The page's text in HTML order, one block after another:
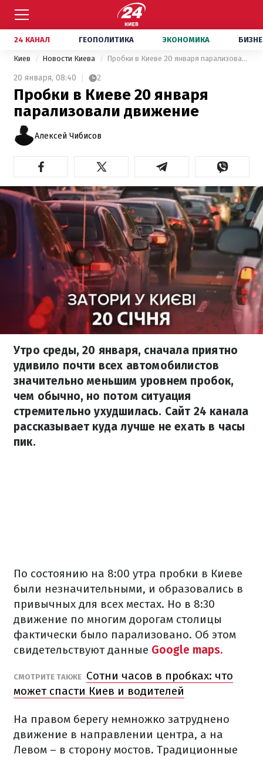
24 КАНАЛ ГЕОПОЛИТИКА ЭКОНОМИКА
Киев Новости Киева Пробки в Киеве 20 января парализовали движение
20 января, 08:40 2
Пробки в Киеве 20 января
парализовали движение
Алексей Чибисов
Утро среды, 20 января, сначала приятно
удивило почти всех автомобилистов
значительно меньшим уровнем пробок,
чем обычно, но потом ситуация
стремительно ухудшилась. Сайт 24 канала
рассказывает куда лучше не ехать в часы
пик.
По состоянию на 8:00 утра пробки в Киеве
были незначительными, и образовались в
привычных для всех местах. Но в 8:30
движение по многим дорогам столицы
фактически было парализовано. Об этом
свидетельствуют данные Google maps.
СМОТРИТЕ ТАКЖЕ Сотни часов в пробках: что
может спасти Киев и водителей
На правом берегу немножко затруднено
движение в направлении центра, а на
Левом – в сторону мостов. Традиционные